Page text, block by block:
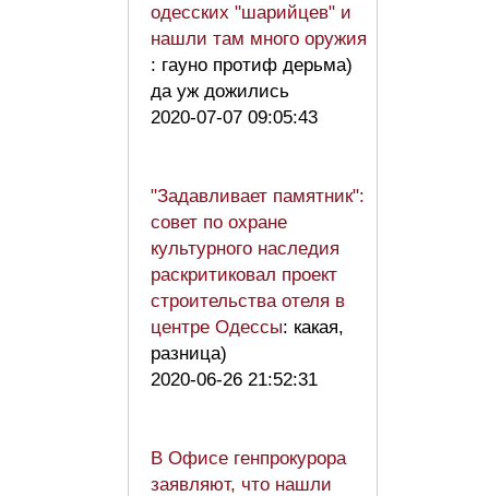
одесских "шарийцев" и
нашли там много оружия
: гауно протиф дерьма)
да уж дожились
2020-07-07 09:05:43
"Задавливает памятник":
совет по охране
культурного наследия
раскритиковал проект
строительства отеля в
центре Одессы: какая,
разница)
2020-06-26 21:52:31
В Офисе генпрокурора
заявляют, что нашли